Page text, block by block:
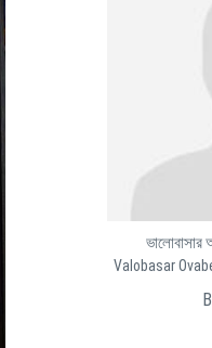
ভালোবাসার
Valobasar